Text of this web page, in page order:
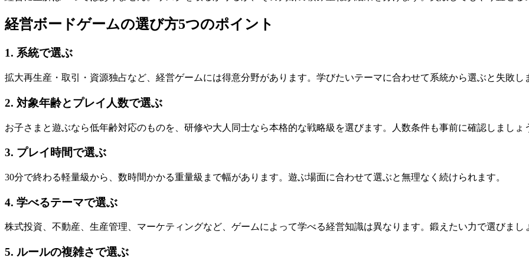
経営ボードゲームの選び方5つのポイント
1. 系統で選ぶ
拡大再生産・取引・資源独占など、経営ゲームには得意分野があります。学びたいテーマに合わせて系統から選ぶと失敗し
2. 対象年齢とプレイ人数で選ぶ
お子さまと遊ぶなら低年齢対応のものを、研修や大人同士なら本格的な戦略級を選びます。人数条件も事前に確認しましょ
3. プレイ時間で選ぶ
30分で終わる軽量級から、数時間かかる重量級まで幅があります。遊ぶ場面に合わせて選ぶと無理なく続けられます。
4. 学べるテーマで選ぶ
株式投資、不動産、生産管理、マーケティングなど、ゲームによって学べる経営知識は異なります。鍛えたい力で選びまし
5. ルールの複雑さで選ぶ